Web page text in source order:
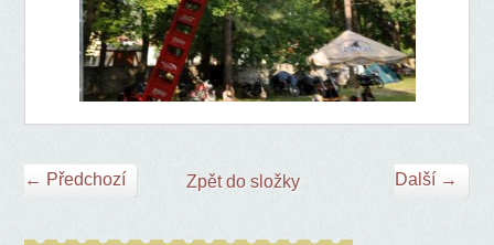
← Předchozí Další →
Zpět do složky